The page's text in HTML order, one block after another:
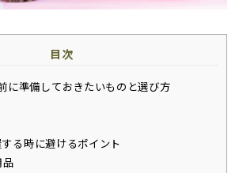
目次
に準備しておきたいものと選び方
る時に避けるポイント
品